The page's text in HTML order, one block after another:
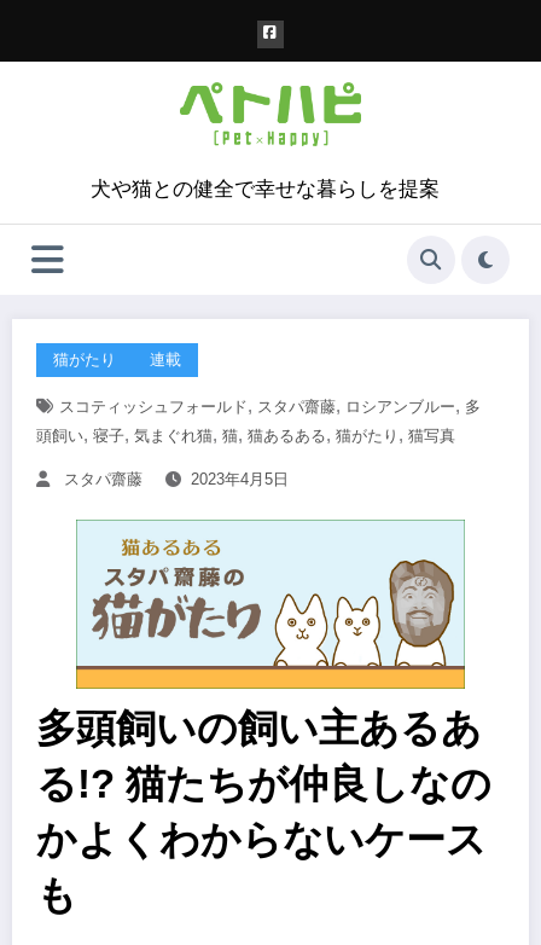
犬や猫との健全で幸せな暮らしを提案
猫がたり 連載
スコティッシュフォールド, スタパ齋藤, ロシアンブルー, 多
頭飼い, 寝子, 気まぐれ猫, 猫, 猫あるある, 猫がたり , 猫写真
スタパ齋藤 2023年4月5日
多頭飼いの飼い主あるあ
る!? 猫たちが仲良しなの
かよくわからないケース
も